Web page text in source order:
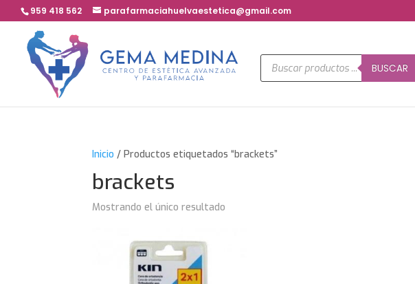
959 418 562 parafarmaciahuelvaestetica@gmail.com
Búsqueda
de
productos
BUSCAR
Inicio / Productos etiquetados “brackets”
brackets
Mostrando el único resultado